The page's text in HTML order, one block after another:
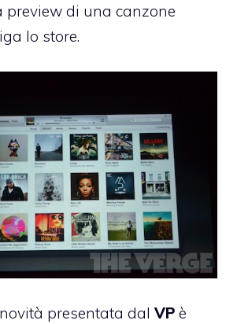
preview di una canzone
lo store.
presentata dalVP è